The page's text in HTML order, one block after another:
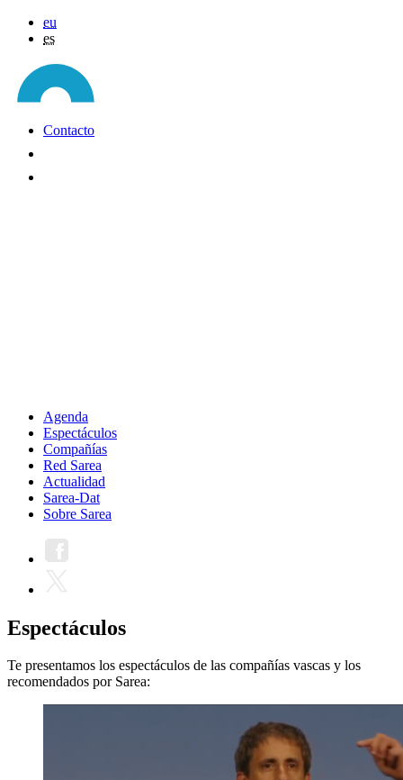
eu
es
Contacto
Agenda
Espectáculos
Compañías
Red Sarea
Actualidad
Sarea-Dat
Sobre Sarea
Espectáculos
Te presentamos los espectáculos de las compañías vascas y los
recomendados por Sarea: